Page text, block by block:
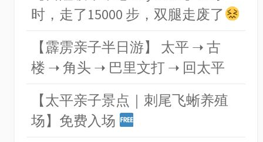
时，走了15000 步，双腿走废了
【霹雳亲子半日游】 太平 ➝ 古
楼 ➝ 角头 ➝ 巴里文打 ➝ 回太平
【太平亲子景点｜刺尾飞蜥养殖
场】免费入场